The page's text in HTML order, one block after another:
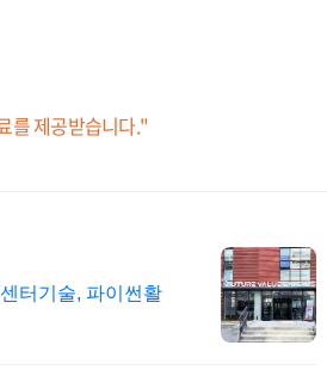
를 제공받습니다."
터기술, 파이썬활